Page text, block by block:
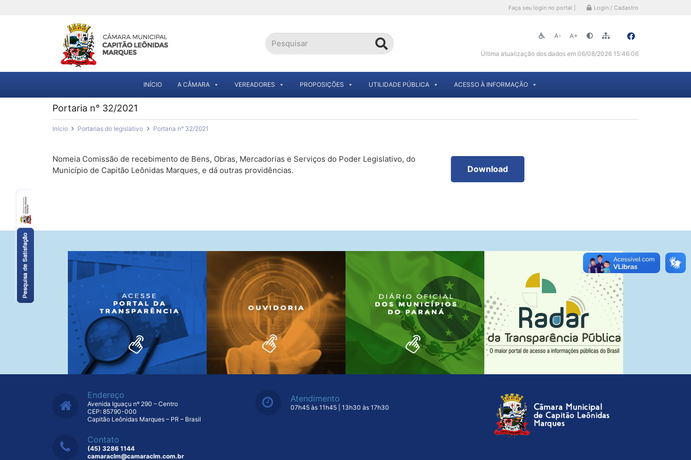
Faça seu login no portal | Login / Cadastro
A- A+
Última atualização dos dados em 06/08/2026 15:46:06
INÍCIO A CÂMARA VEREADORES PROPOSIÇÕES UTILIDADE PÚBLICA ACESSO À INFORMAÇÃO
Portaria n° 32/2021
Início Portarias do legislativo Portaria n° 32/2021
Nomeia Comissão de recebimento de Bens, Obras, Mercadorias e Serviços do Poder Legislativo, do
Município de Capitão Leônidas Marques, e dá outras providências.
Download
Endereço
Avenida Iguaçu nº 290 – Centro
CEP: 85790-000
Capitão Leônidas Marques – PR – Brasil
Contato
(45) 3286 1144
camaraclm@camaraclm.com.br
Atendimento
07h45 às 11h45 | 13h30 às 17h30